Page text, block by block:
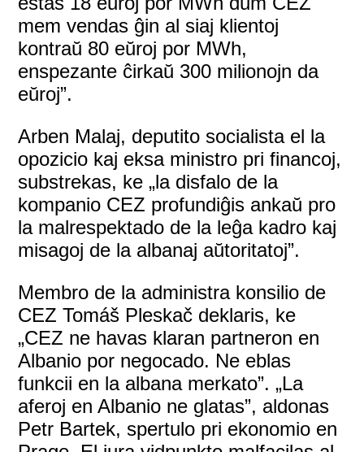
mem vendas ĝin al siaj klientoj
kontraŭ 80 eŭroj por MWh,
enspezante ĉirkaŭ 300 milionojn da
eŭroj”.
Arben Malaj, deputito socialista el la
opozicio kaj eksa ministro pri financoj,
substrekas, ke „la disfalo de la
kompanio CEZ profundiĝis ankaŭ pro
la malrespektado de la leĝa kadro kaj
misagoj de la albanaj aŭtoritatoj”.
Membro de la administra konsilio de
CEZ Tomáš Pleskač deklaris, ke
„CEZ ne havas klaran partneron en
Albanio por negocado. Ne eblas
funkcii en la albana merkato”. „La
aferoj en Albanio ne glatas”, aldonas
Petr Bartek, spertulo pri ekonomio en